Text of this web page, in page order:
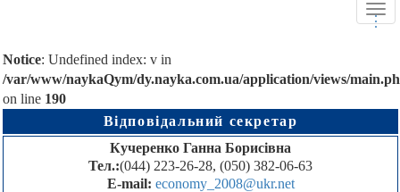
...
Notice: Undefined index: v in
/var/www/naykaQym/dy.nayka.com.ua/application/views/
on line 190
Відповідальний секретар
Кучеренко Ганна Борисівна
Тел.:(044) 223-26-28, (050) 382-06-63
E-mail: economy_2008@ukr.net